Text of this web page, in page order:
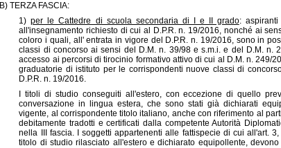
B) TERZA FASCIA:
1)per le Cattedre di scuola secondaria di I e II grado:
all'insegnamento richiesto di cui al D.P.R. n. 19/2016, nonché ai
coloro i quali, all' entrata in vigore del D.P.R. n. 19/2016, sono in
classi di concorso ai sensi del D.M. n. 39/98 e s.m.i. e del D.M. n.
accesso ai percorsi di tirocinio formativo attivo di cui al D.M. n. 249/
graduatorie di istituto per le corrispondenti nuove classi di
D.P.R. n. 19/2016.
I titoli di studio conseguiti all'estero, con eccezione di quello
conversazione in lingua estera, che sono stati già dichiarati
vigente, al corrispondente titolo italiano, anche con riferimento al
debitamente tradotti e certificati dalla competente Autorità
nella III fascia. I soggetti appartenenti alle fattispecie di cui all'art.
titolo di studio rilasciato all'estero e dichiarato equipollente,